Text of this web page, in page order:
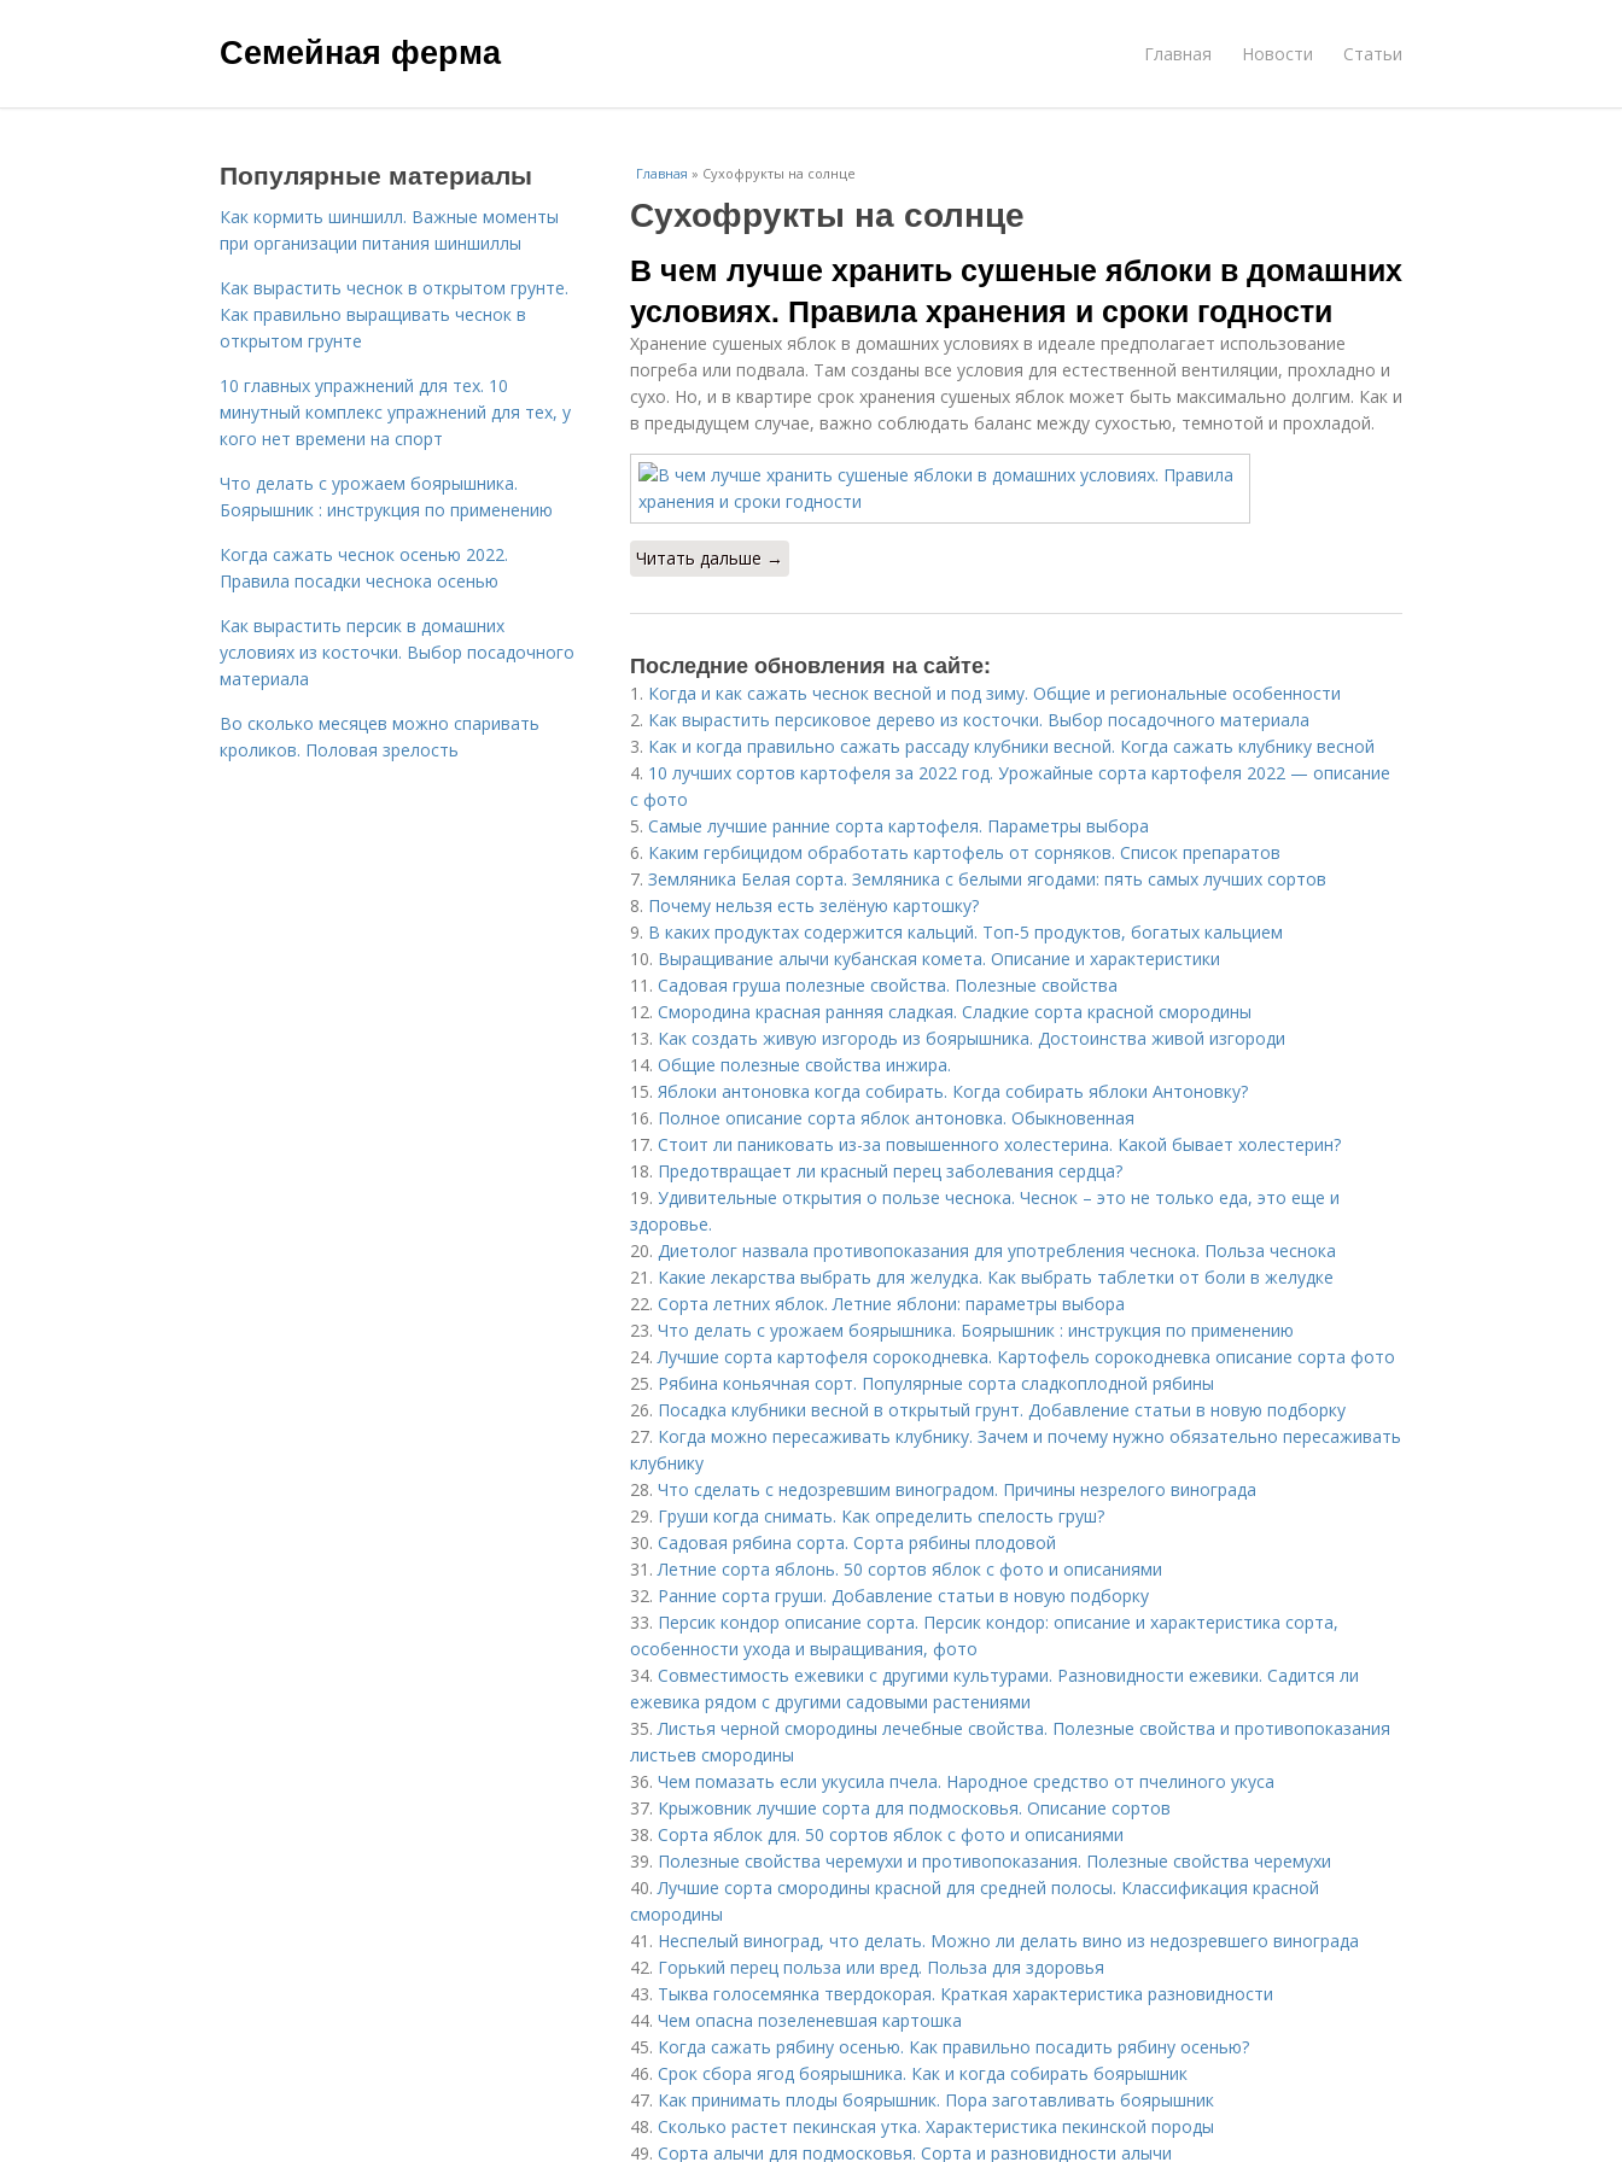
Семейная ферма Главная Новости Статьи
Главная » Сухофрукты на солнце
Сухофрукты на солнце
В чем лучше хранить сушеные яблоки в домашних
условиях. Правила хранения и сроки годности
Хранение сушеных яблок в домашних условиях в идеале предполагает использование
погреба или подвала. Там созданы все условия для естественной вентиляции, прохладно и
сухо. Но, и в квартире срок хранения сушеных яблок может быть максимально долгим. Как и
в предыдущем случае, важно соблюдать баланс между сухостью, темнотой и прохладой.
Читать дальше →
Последние обновления на сайте:
1. Когда и как сажать чеснок весной и под зиму. Общие и региональные особенности
2. Как вырастить персиковое дерево из косточки. Выбор посадочного материала
3. Как и когда правильно сажать рассаду клубники весной. Когда сажать клубнику весной
4. 10 лучших сортов картофеля за 2022 год. Урожайные сорта картофеля 2022 — описание
с фото
5. Самые лучшие ранние сорта картофеля. Параметры выбора
6. Каким гербицидом обработать картофель от сорняков. Список препаратов
7. Земляника Белая сорта. Земляника с белыми ягодами: пять самых лучших сортов
8. Почему нельзя есть зелёную картошку?
9. В каких продуктах содержится кальций. Топ-5 продуктов, богатых кальцием
10. Выращивание алычи кубанская комета. Описание и характеристики
11. Садовая груша полезные свойства. Полезные свойства
12. Смородина красная ранняя сладкая. Сладкие сорта красной смородины
13. Как создать живую изгородь из боярышника. Достоинства живой изгороди
14. Общие полезные свойства инжира.
15. Яблоки антоновка когда собирать. Когда собирать яблоки Антоновку?
16. Полное описание сорта яблок антоновка. Обыкновенная
17. Стоит ли паниковать из-за повышенного холестерина. Какой бывает холестерин?
18. Предотвращает ли красный перец заболевания сердца?
19. Удивительные открытия о пользе чеснока. Чеснок – это не только еда, это еще и
здоровье.
20. Диетолог назвала противопоказания для употребления чеснока. Польза чеснока
21. Какие лекарства выбрать для желудка. Как выбрать таблетки от боли в желудке
22. Сорта летних яблок. Летние яблони: параметры выбора
23. Что делать с урожаем боярышника. Боярышник : инструкция по применению
24.Лучшие сорта картофеля сорокодневка. Картофель сорокодневка описание сорта фото
25. Рябина коньячная сорт. Популярные сорта сладкоплодной рябины
26. Посадка клубники весной в открытый грунт. Добавление статьи в новую подборку
27. Когда можно пересаживать клубнику. Зачем и почему нужно обязательно пересаживать
клубнику
28. Что сделать с недозревшим виноградом. Причины незрелого винограда
29. Груши когда снимать. Как определить спелость груш?
30. Садовая рябина сорта. Сорта рябины плодовой
31.Летние сорта яблонь. 50 сортов яблок с фото и описаниями
32. Ранние сорта груши. Добавление статьи в новую подборку
33. Персик кондор описание сорта. Персик кондор: описание и характеристика сорта,
особенности ухода и выращивания, фото
34. Совместимость ежевики с другими культурами. Разновидности ежевики. Садится ли
ежевика рядом с другими садовыми растениями
35.Листья черной смородины лечебные свойства. Полезные свойства и противопоказания
листьев смородины
36. Чем помазать если укусила пчела. Народное средство от пчелиного укуса
37. Крыжовник лучшие сорта для подмосковья. Описание сортов
38. Сорта яблок для. 50 сортов яблок с фото и описаниями
39. Полезные свойства черемухи и противопоказания. Полезные свойства черемухи
40.Лучшие сорта смородины красной для средней полосы. Классификация красной
смородины
41. Неспелый виноград, что делать. Можно ли делать вино из недозревшего винограда
42. Горький перец польза или вред. Польза для здоровья
43. Тыква голосемянка твердокорая. Краткая характеристика разновидности
44. Чем опасна позеленевшая картошка
45. Когда сажать рябину осенью. Как правильно посадить рябину осенью?
46. Срок сбора ягод боярышника. Как и когда собирать боярышник
47. Как принимать плоды боярышник. Пора заготавливать боярышник
48. Сколько растет пекинская утка. Характеристика пекинской породы
49. Сорта алычи для подмосковья. Сорта и разновидности алычи
Популярные материалы
Как кормить шиншилл. Важные моменты
при организации питания шиншиллы
Как вырастить чеснок в открытом грунте.
Как правильно выращивать чеснок в
открытом грунте
10 главных упражнений для тех. 10
минутный комплекс упражнений для тех, у
кого нет времени на спорт
Что делать с урожаем боярышника.
Боярышник : инструкция по применению
Когда сажать чеснок осенью 2022.
Правила посадки чеснока осенью
Как вырастить персик в домашних
условиях из косточки. Выбор посадочного
материала
Во сколько месяцев можно спаривать
кроликов. Половая зрелость